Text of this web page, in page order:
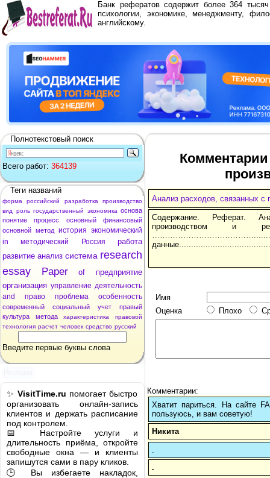
Банк рефератов содержит более 364
психологии, экономике, менеджменту,
английскому.
Полнотекстовый поиск
Всего работ: 364139
Теги названий
форма российский разработка
производство
вид
роль государственный экономика основа
понятие
процесс основный
финансовый
основной метод история экономический
in
методический Россия
работа
развитие анализ система research
essay
Paper of
предприятие
организация управление деятельность
and
право проблема особенность
современный социальный учет
правый
культура
метода характеристика
правовой
технология расчет человек средство русский
Введите первые буквы слова
✨ VisitTime.ru помогает быстро
организовать онлайн-запись
клиентов и держать расписание
под контролем.
📅 Настройте услуги и
длительность приёма, откройте
свободные окна — и клиенты
запишутся сами в пару кликов.
🕒 Вы избегаете накладок,
Анализ расходов, связанных с
Содержание. Реферат.
производством и
Имя
Оценка
Плохо
Комментарии:
Хватит париться. На сайте
пользуюсь, и вам советую!
Никита
.